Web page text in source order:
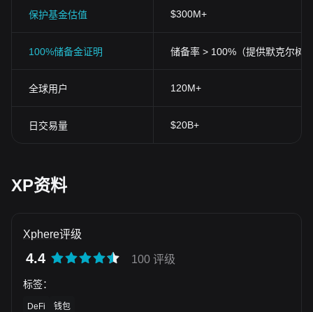
保护基金估值 $300M+
100%储备金证明 储备率 > 100%（提供默克尔树
全球用户 120M+
日交易量 $20B+
XP资料
Xphere评级
4.4 100 评级
标签：
DeFi 钱包